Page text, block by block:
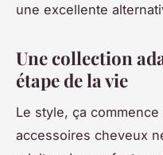
une excellente
Une collection
étape de la vie
Le style, ça
accessoires cheveux